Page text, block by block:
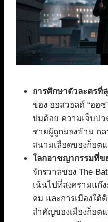
การศึกษาตัวละครที่
ของ ออสวอลด์ “ออซ
ปมด้อย ความเจ็บป
ชายผู้ถูกมองข้าม ก
สนามเลือดของก็อต
โลกอาชญากรรมที่
จักรวาลของ The
เน้นไปที่สงครามแก๊
คม และการเมืองใต้
สำคัญของเมืองก็อต